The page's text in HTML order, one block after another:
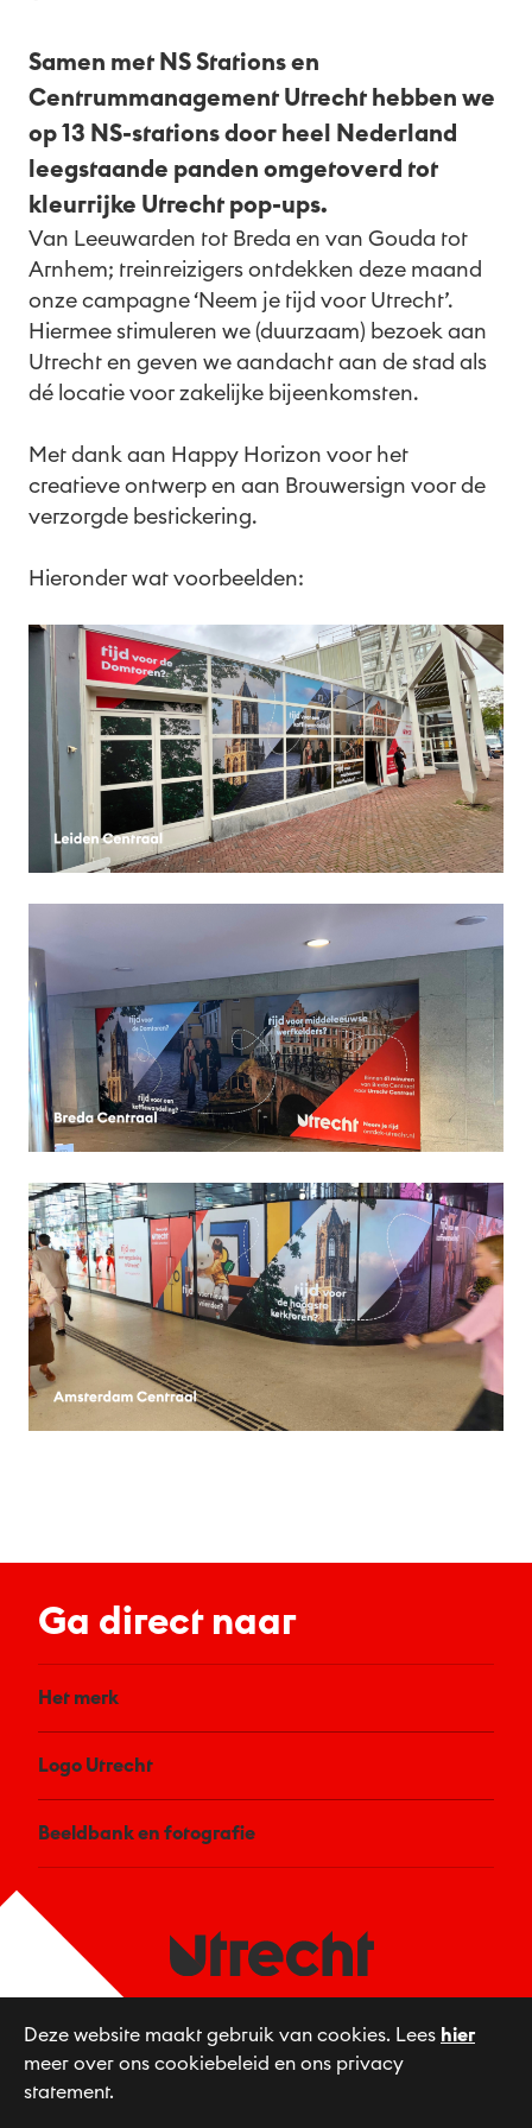
Samen met NS Stations en
Centrummanagement Utrecht hebben we
op 13 NS-stations door heel Nederland
leegstaande panden omgetoverd tot
kleurrijke Utrecht pop-ups.
Van Leeuwarden tot Breda en van Gouda tot
Arnhem; treinreizigers ontdekken deze maand
onze campagne ‘Neem je tijd voor Utrecht’.
Hiermee stimuleren we (duurzaam) bezoek aan
Utrecht en geven we aandacht aan de stad als
dé locatie voor zakelijke bijeenkomsten.
Met dank aan Happy Horizon voor het
creatieve ontwerp en aan Brouwersign voor de
verzorgde bestickering.
Hieronder wat voorbeelden:
Ga direct naar
Het merk
Logo Utrecht
Beeldbank en fotografie
Utrecht & Partners beheert het merk Utrecht
en de visuele identiteit en past deze toe.
Deze website maakt gebruik van cookies. Lees hier
meer over ons cookiebeleid en ons privacy
statement.